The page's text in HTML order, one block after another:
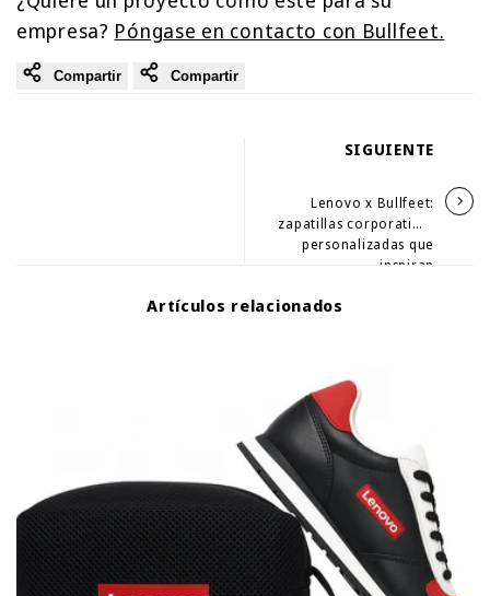
empresa? Póngase en contacto con Bullfeet.
Compartir Compartir
SIGUIENTE
Lenovo x Bullfeet:
zapatillas corporativas
personalizadas que
inspiran
Artículos relacionados